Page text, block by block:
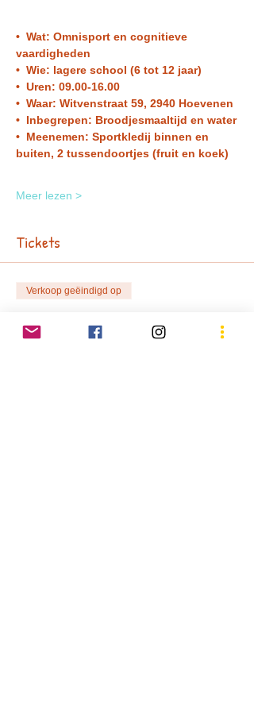
•  Wat: Omnisport en cognitieve
vaardigheden
•  Wie: lagere school (6 tot 12 jaar)
•  Uren: 09.00-16.00
•  Waar: Witvenstraat 59, 2940 Hoevenen
•  Inbegrepen: Broodjesmaaltijd en water
•  Meenemen: Sportkledij binnen en
buiten, 2 tussendoortjes (fruit en koek)
Meer lezen >
Tickets
Verkoop geëindigd op
Tickets zomer 4 dagen